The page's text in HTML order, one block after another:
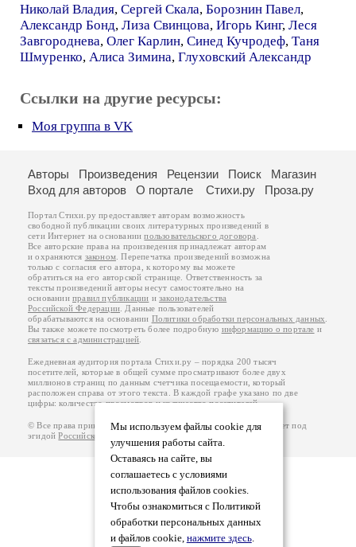
Николай Владия, Сергей Скала, Борознин Павел,
Александр Бонд, Лиза Свинцова, Игорь Кинг, Леся
Завгороднева, Олег Карлин, Синед Кучродеф, Таня
Шмуренко, Алиса Зимина, Глуховский Александр
Ссылки на другие ресурсы:
Моя группа в VK
Мы используем файлы cookie для
улучшения работы сайта.
Оставаясь на сайте, вы
соглашаетесь с условиями
использования файлов cookies.
Чтобы ознакомиться с Политикой
обработки персональных данных
и файлов cookie, нажмите здесь.
Авторы Произведения Рецензии Поиск
Магазин
Вход для авторов
О портале Стихи.ру Проза.ру
Портал Стихи.ру предоставляет авторам возможность
свободной публикации своих литературных произведений в
сети Интернет на основаниипользовательского договора
Все авторские права на произведения принадлежат авторам
и охраняются законом . Перепечатка произведений возможна
только с согласия его автора, к которому вы можете
обратиться на его авторской странице. Ответственность за
тексты произведений авторы несут самостоятельно на
основанииправил публикации изаконодательства
Российской Федерации . Данные пользователей
обрабатываются на основании Политики обработки персональных данных
Вы также можете посмотреть более подробную информацию о портале и
связаться с администрацией
Ежедневная аудитория портала Стихи.ру – порядка 200 тысяч
посетителей, которые в общей сумме просматривают более двух
миллионов страниц по данным счетчика посещаемости, который
расположен справа от этого текста. В каждой графе указано по две
цифры: количество просмотров и количество посетителей.
© Все права принадлежат авторам, 2000-2026. Портал работает под
эгидойРоссийского союза писателей